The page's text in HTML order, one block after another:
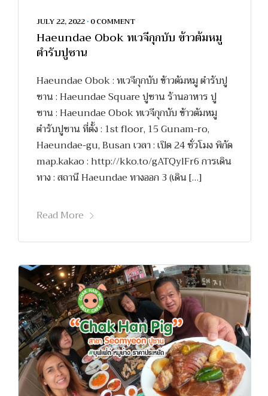
JULY 22, 2022 • 0 COMMENT
Haeundae Obok ทเวจีกุกบับ ข้าวต้มหมู
ตำรับปูซาน
Haeundae Obok : ทเวจีกุกบับ ข้าวต้มหมู ตำรับปู
ซาน : Haeundae Square ปูซาน ร้านอาหาร ปู
ซาน : Haeundae Obok ทเวจีกุกบับ ข้าวต้มหมู
ตำรับปูซาน ที่ตั้ง : 1st floor, 15 Gunam-ro,
Haeundae-gu, Busan เวลา : เปิด 24 ชั่วโมง พิกัด
map.kakao : http://kko.to/gATQylFr6 การเดิน
ทาง : สถานี Haeundae ทางออก 3 (เดิน […]
Read More